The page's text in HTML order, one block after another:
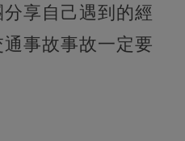
享自己遇到的經
事故事故一定要